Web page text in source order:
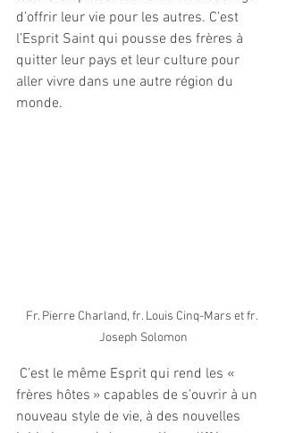
d’offrir leur vie pour les autres. C’est
l’Esprit Saint qui pousse des frères à
quitter leur pays et leur culture pour
aller vivre dans une autre région du
monde.
Fr. Pierre Charland, fr. Louis Cinq-Mars et fr.
Joseph Solomon
frères hôtes » capables de s’ouvrir à un
nouveau style de vie, à des nouvelles